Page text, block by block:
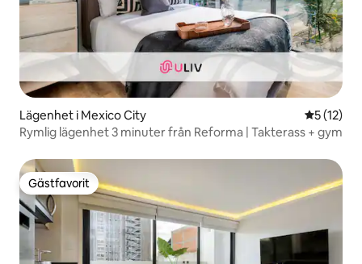
Lägenhet i Mexico City 5 av 5 i
5 (12)
Rymlig lägenhet 3 minuter från Reforma | Takterass + gym
Gästfavorit
Gästfavorit